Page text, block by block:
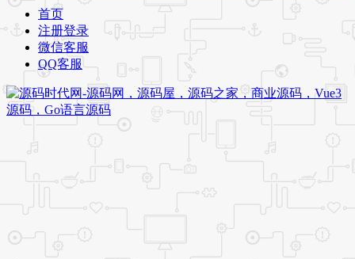
首页
注册登录
微信客服
QQ客服